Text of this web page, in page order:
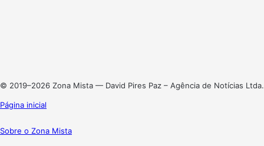
© 2019–2026 Zona Mista — David Pires Paz – Agência de Notícias Ltda.
Página inicial
Sobre o Zona Mista